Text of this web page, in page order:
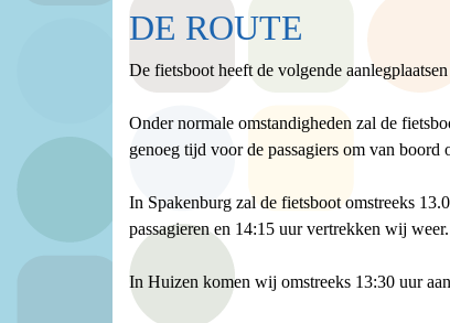
DE ROUTE
De fietsboot heeft de volgende
Onder normale omstandigheden zal de
genoeg tijd voor de passagiers om van
In Spakenburg zal de fietsboot omstreeks
passagieren en 14:15 uur vertrekken wij
In Huizen komen wij omstreeks 13:30 uur